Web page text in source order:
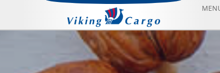
HAVAYOLU TAŞIMACILIĞI
DENIZYOLU TAŞIMACILIĞI